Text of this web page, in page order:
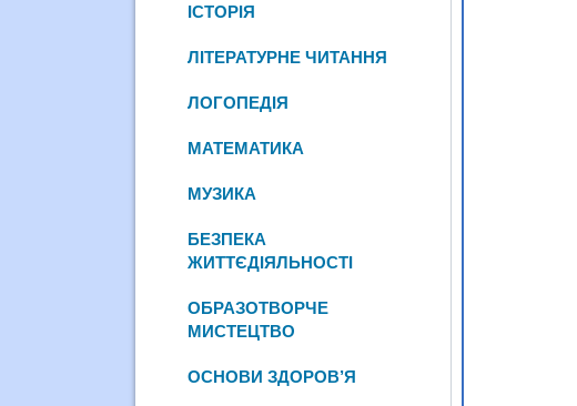
ІСТОРІЯ
ЛІТЕРАТУРНЕ ЧИТАННЯ
ЛОГОПЕДІЯ
МАТЕМАТИКА
МУЗИКА
БЕЗПЕКА
ЖИТТЄДІЯЛЬНОСТІ
ОБРАЗОТВОРЧЕ
МИСТЕЦТВО
ОСНОВИ ЗДОРОВ’Я